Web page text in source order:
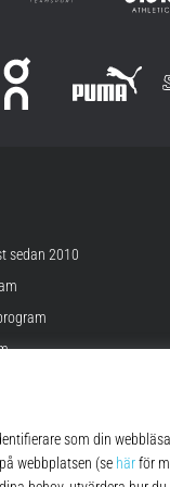
sedan 2010